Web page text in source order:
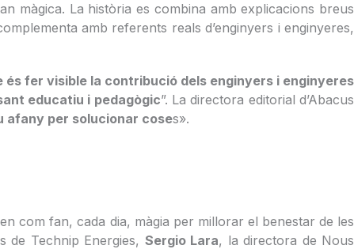
màgica. La història es combina amb explicacions breus
amb referents reals d’enginyers i enginyeres,
és fer visible la contribució dels enginyers i enginyeres
educatiu i pedagògic”. La directora editorial d’Abacus
afany per solucionar coses».
com fan, cada dia, màgia per millorar el benestar de les
de Technip Energies, Sergio Lara, la directora de Nous